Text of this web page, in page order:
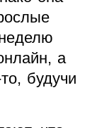
а
будучи